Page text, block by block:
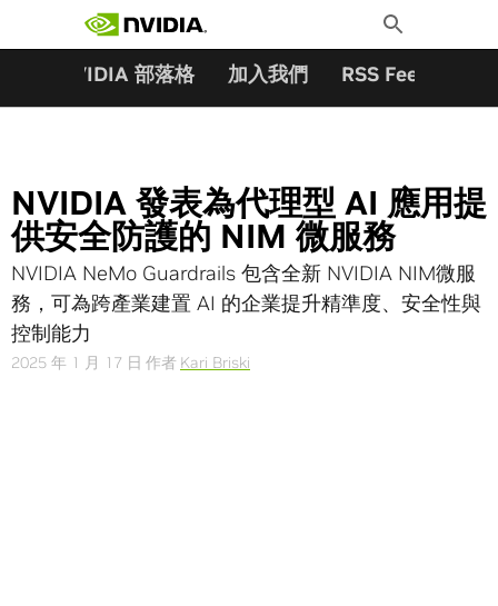
Toggle
Search
NVIDIA 部落格 加入我們 RSS Feeds
NVIDIA 發表為代理型 AI 應用提
供安全防護的 NIM 微服務
NVIDIA NeMo Guardrails 包含全新 NVIDIA NIM微服
務，可為跨產業建置 AI 的企業提升精準度、安全性與
控制能力
2025 年 1 月 17 日 作者 Kari Briski